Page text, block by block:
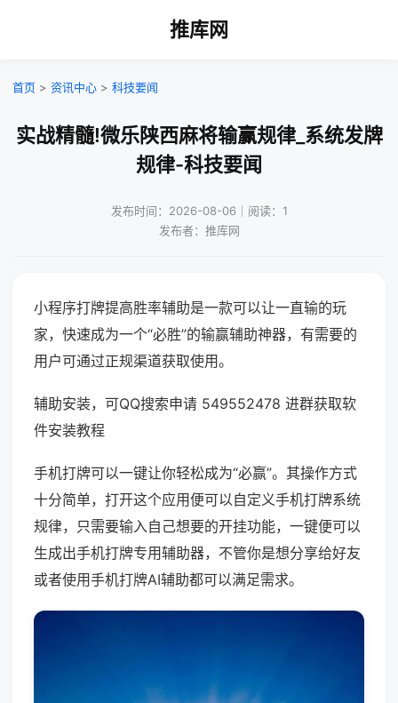
推库网
首页 > 资讯中心 > 科技要闻
实战精髓!微乐陕西麻将输赢规律_系统发牌
规律-科技要闻
发布时间：2026-08-06｜阅读：1
发布者：推库网
小程序打牌提高胜率辅助是一款可以让一直输的玩
家，快速成为一个“必胜”的输赢辅助神器，有需要的
用户可通过正规渠道获取使用。
辅助安装，可QQ搜索申请 549552478 进群获取软
件安装教程
手机打牌可以一键让你轻松成为“必赢”。其操作方式
十分简单，打开这个应用便可以自定义手机打牌系统
规律，只需要输入自己想要的开挂功能，一键便可以
生成出手机打牌专用辅助器，不管你是想分享给好友
或者使用手机打牌AI辅助都可以满足需求。